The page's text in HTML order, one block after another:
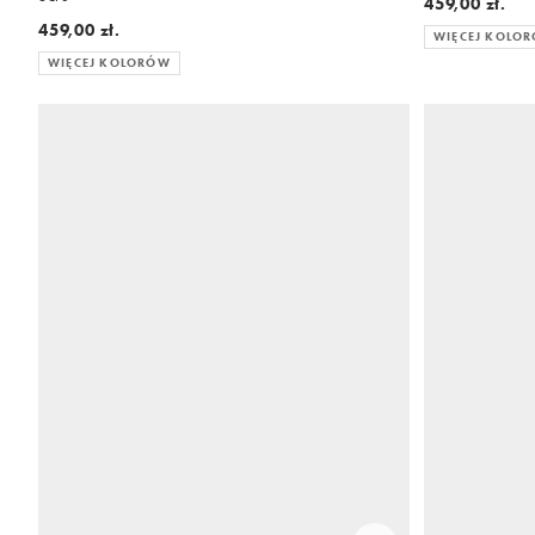
459,00 zł.
WIĘCEJ KOLORÓW
WIĘCEJ